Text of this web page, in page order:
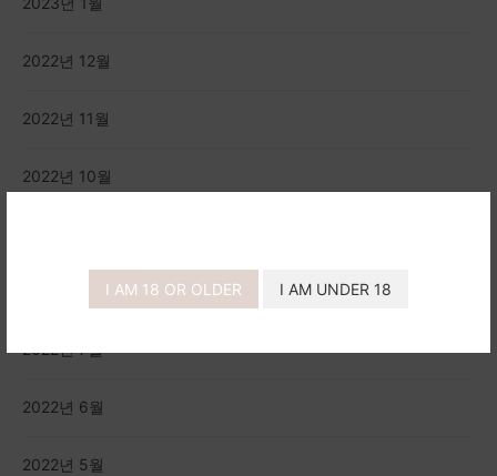
I AM 18 OR OLDER I AM UNDER 18
2022년 12월
2022년 11월
2022년 10월
2022년 7월
2022년 6월
2022년 5월